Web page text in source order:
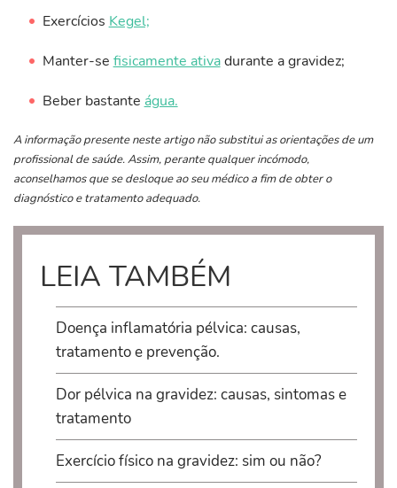
Exercícios Kegel;
Manter-se fisicamente ativadurante a gravidez;
Beber bastante água.
A informação presente neste artigo não substitui as orientações de um
profissional de saúde. Assim, perante qualquer incómodo,
aconselhamos que se desloque ao seu médico a fim de obter o
diagnóstico e tratamento adequado.
LEIA TAMBÉM
Doença inflamatória pélvica: causas,
tratamento e prevenção.
Dor pélvica na gravidez: causas, sintomas e
tratamento
Exercício físico na gravidez: sim ou não?